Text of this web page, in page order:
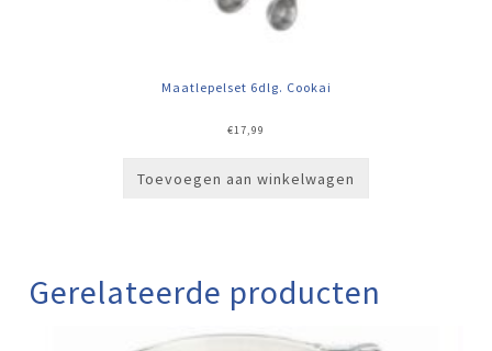
Maatlepelset 6dlg. Cookai
€17,99
Toevoegen aan winkelwagen
Gerelateerde producten